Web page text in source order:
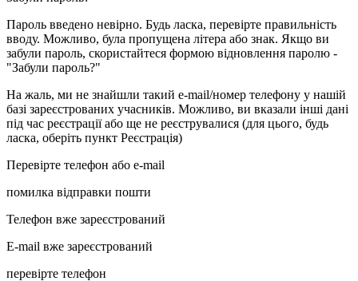
Пароль введено невірно. Будь ласка, перевірте правильність
вводу. Можливо, була пропущена літера або знак. Якщо ви
забули пароль, скористайтеся формою відновлення паролю -
"Забули пароль?"
На жаль, ми не знайшли такий e-mail/номер телефону у нашій
базі зареєстрованих учасників. Можливо, ви вказали інші дані
під час реєстрації або ще не реєструвалися (для цього, будь
ласка, оберіть пункт Реєстрація)
Перевірте телефон або e-mail
помилка відправки пошти
Телефон вже зареєстрований
E-mail вже зареєстрований
перевірте телефон